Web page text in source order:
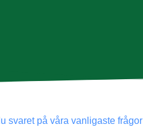
svaret på våra vanligaste frågor